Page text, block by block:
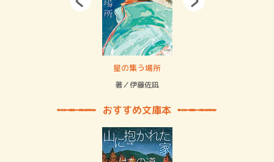
星の集う場所
著／伊藤佐凪
おすすめ文庫本